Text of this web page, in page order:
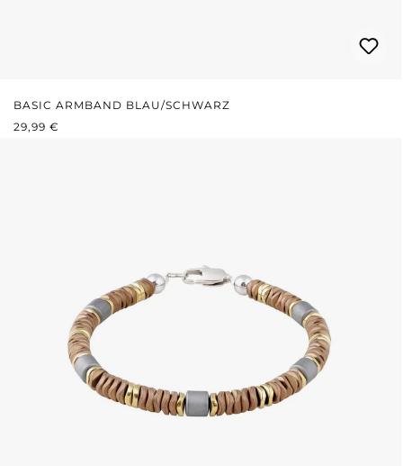
BASIC ARMBAND BLAU/SCHWARZ
REGULÄRER PREIS:
29,99 €